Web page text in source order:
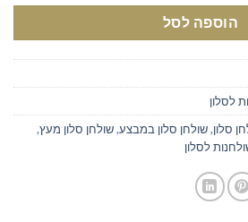
הוספה לסל
לסלון
סלון,שולחן סלון במבצע,שולחן סלון מעץ,
לסלון